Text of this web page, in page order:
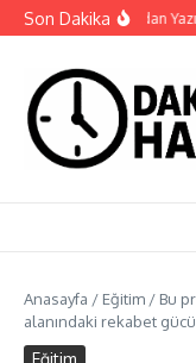
İçeriğe atla
Son Dakika“Yaşamdan
Anasayfa / Eğitim / Bu
alanındaki rekabet
Eğitim